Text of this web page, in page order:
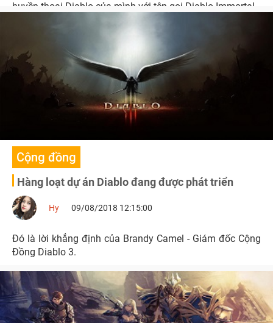
huyền thoại Diablo của mình với tên gọi Diablo Immortal.
Cộng đồng
Hàng loạt dự án Diablo đang được phát triển
Hy 09/08/2018 12:15:00
Đó là lời khẳng định của Brandy Camel - Giám đốc Cộng
Đồng Diablo 3.